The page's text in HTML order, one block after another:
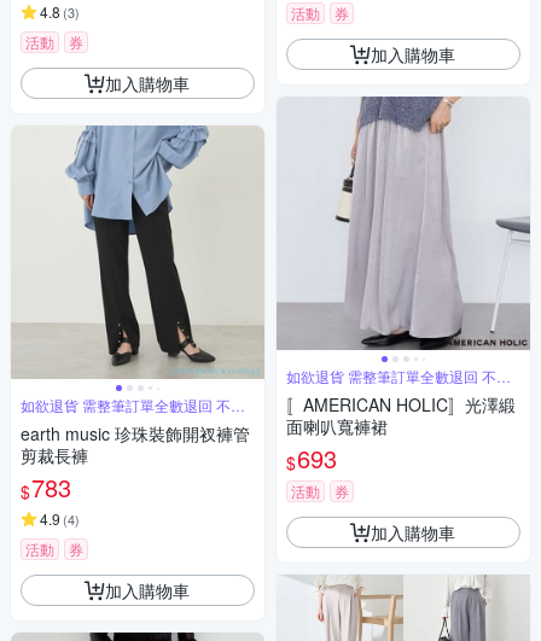
4.8 (3)
活動 券
加入購物車
如欲退貨 需整筆訂單全數退回 不能
單退
earth music 珍珠裝飾開衩褲管
剪裁長褲
$783
4.9 (4)
活動 券
加入購物車
活動 券
加入購物車
如欲退貨 需整筆訂單全數退回 不能
單退
〚AMERICAN HOLIC〛光澤緞
面喇叭寬褲裙
$693
活動 券
加入購物車